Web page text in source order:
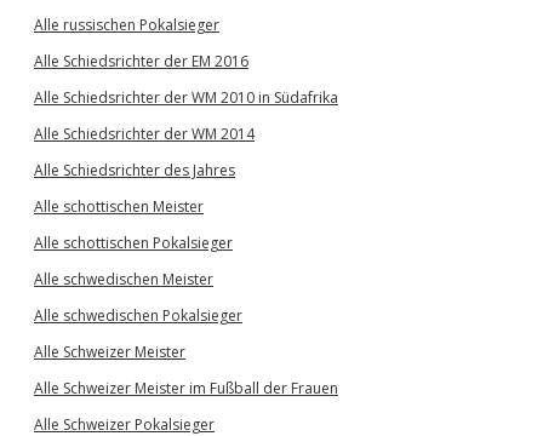
Alle russischen Pokalsieger
Alle Schiedsrichter der EM 2016
Alle Schiedsrichter der WM 2010 in Südafrika
Alle Schiedsrichter der WM 2014
Alle Schiedsrichter des Jahres
Alle schottischen Meister
Alle schottischen Pokalsieger
Alle schwedischen Meister
Alle schwedischen Pokalsieger
Alle Schweizer Meister
Alle Schweizer Meister im Fußball der Frauen
Alle Schweizer Pokalsieger